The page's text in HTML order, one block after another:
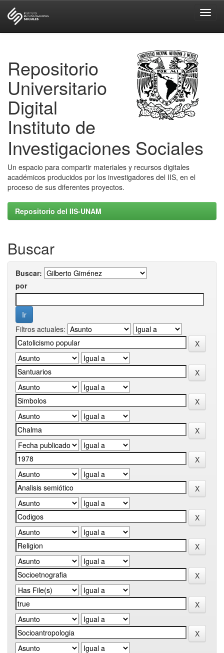
Repositorio
Universitario
Digital
Instituto de
Investigaciones Sociales
Un espacio para compartir materiales y recursos digitales
académicos producidos por los investigadores del IIS, en el
proceso de sus diferentes proyectos.
Repositorio del IIS-UNAM
Buscar
Buscar:
por
Filtros actuales: